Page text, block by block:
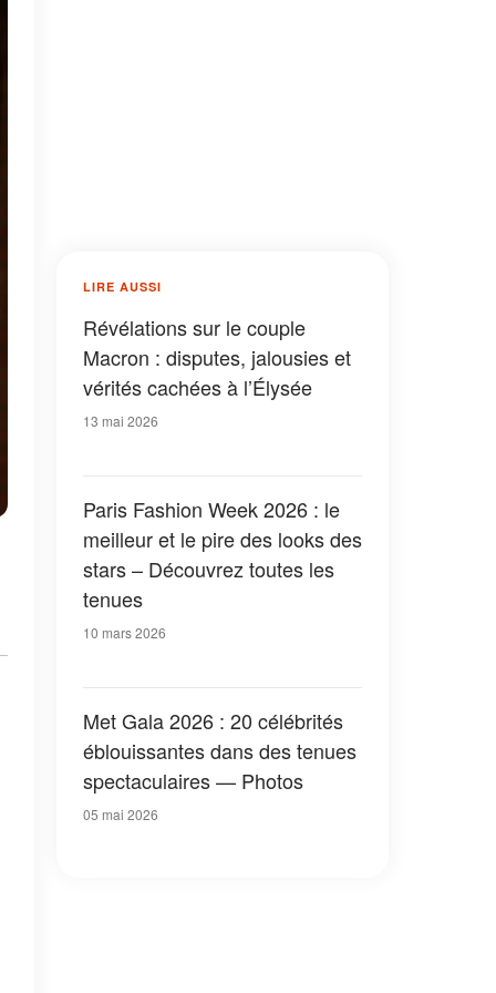
LIRE AUSSI
Révélations sur le couple
Macron : disputes, jalousies et
vérités cachées à l’Élysée
13 mai 2026
Paris Fashion Week 2026 : le
meilleur et le pire des looks des
stars – Découvrez toutes les
tenues
10 mars 2026
Met Gala 2026 : 20 célébrités
éblouissantes dans des tenues
spectaculaires — Photos
05 mai 2026